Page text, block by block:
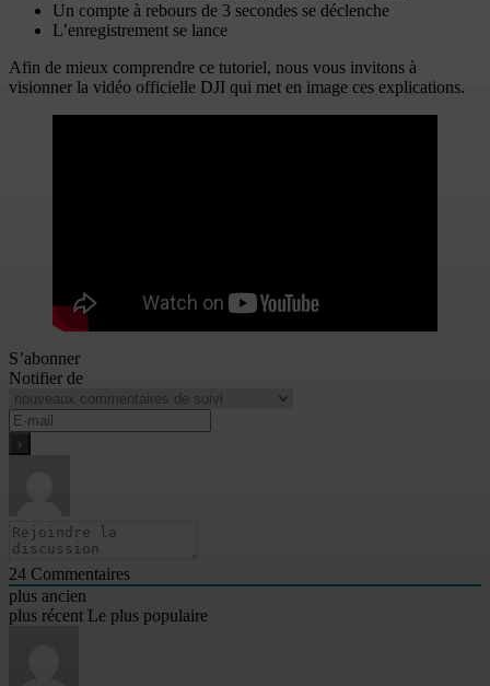
Un compte à rebours de 3 secondes se déclenche
L’enregistrement se lance
Afin de mieux comprendre ce tutoriel, nous vous invitons à
visionner la vidéo officielle DJI qui met en image ces explications.
S’abonner
Notifier de
24 Commentaires
plus ancien
plus récent Le plus populaire